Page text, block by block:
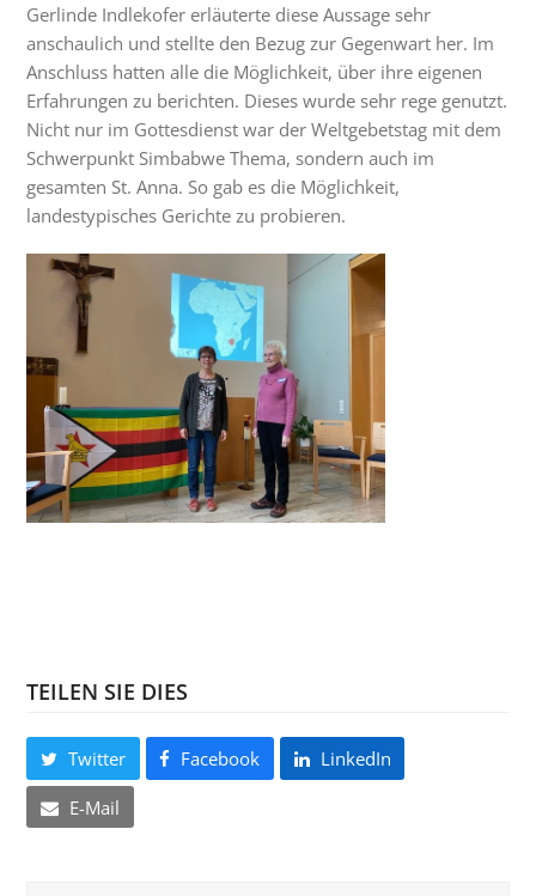
Gerlinde Indlekofer erläuterte diese Aussage sehr
anschaulich und stellte den Bezug zur Gegenwart her. Im
Anschluss hatten alle die Möglichkeit, über ihre eigenen
Erfahrungen zu berichten. Dieses wurde sehr rege genutzt.
Nicht nur im Gottesdienst war der Weltgebetstag mit dem
Schwerpunkt Simbabwe Thema, sondern auch im
gesamten St. Anna. So gab es die Möglichkeit,
landestypisches Gerichte zu probieren.
TEILEN SIE DIES
Twitter Facebook LinkedIn
E-Mail